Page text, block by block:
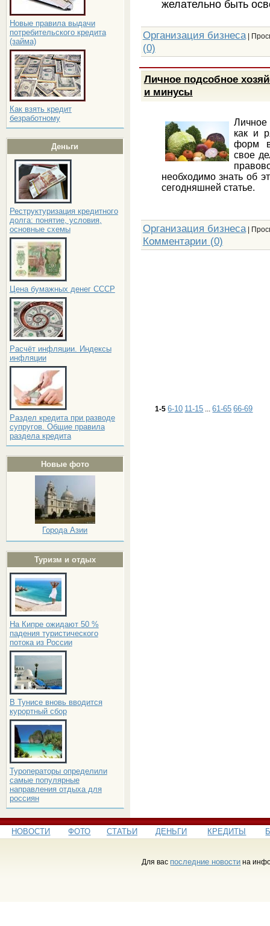
Новые правила выдачи
потребительского кредита
(займа)
Как взять кредит
безработному
Деньги
Реструктуризация кредитного
долга: понятие, условия,
основные схемы
Цена бумажных денег СССР
Расчёт инфляции. Индексы
инфляции
Раздел кредита при разводе
супругов. Общие правила
раздела кредита
Новые фото
Города Азии
Туризм и отдых
На Кипре ожидают 50 %
падения туристического
потока из России
В Тунисе вновь вводится
курортный сбор
Туроператоры определили
самые популярные
направления отдыха для
россиян
желательно быть
Организация бизнеса|
(0)
Личное подсобное
и минусы
как и
форм
свое
необходимо знать об
сегодняшней статье.
Организация бизнеса|
Комментарии (0)
1-5 6-10 11-15 61-65 66-69
НОВОСТИ ФОТО СТАТЬИ ДЕНЬГИ КРЕДИТЫ
Для вас последние новости на